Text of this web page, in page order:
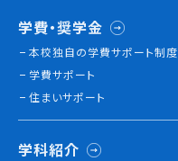
学費・奨学金
本校独⾃の学費サポート制度
学費サポート
住まいサポート
学科紹介